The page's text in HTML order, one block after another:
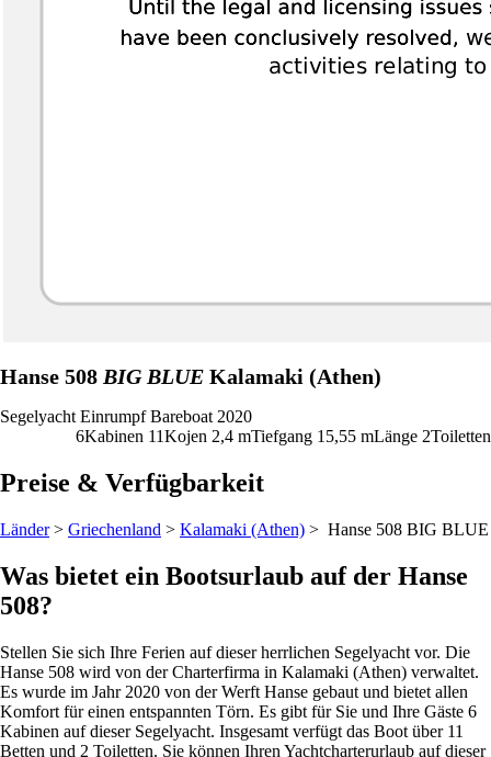
Hanse 508 BIG BLUE Kalamaki (Athen)
Segelyacht Einrumpf Bareboat 2020
6Kabinen 11Kojen 2,4 mTiefgang 15,55 mLänge 2Toiletten
Preise & Verfügbarkeit
Länder> Griechenland > Kalamaki (Athen) > Hanse 508 BIG BLUE
Was bietet ein Bootsurlaub auf der Hanse
508?
Stellen Sie sich Ihre Ferien auf dieser herrlichen Segelyacht vor. Die
Hanse 508 wird von der Charterfirma in Kalamaki (Athen) verwaltet.
Es wurde im Jahr 2020 von der Werft Hanse gebaut und bietet allen
Komfort für einen entspannten Törn. Es gibt für Sie und Ihre Gäste 6
Kabinen auf dieser Segelyacht. Insgesamt verfügt das Boot über 11
Betten und 2 Toiletten. Sie können Ihren Yachtcharterurlaub auf dieser